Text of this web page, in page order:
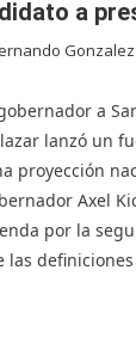
a
a
lanzó un
proyección
Axel
por la
las